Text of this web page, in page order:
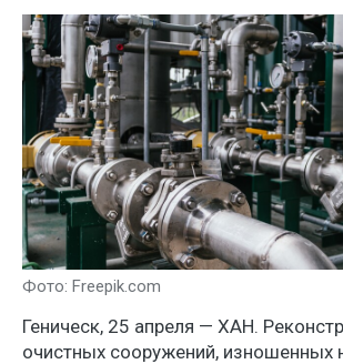
Фото: Freepik.com
Геническ, 25 апреля — ХАН.
очистных сооружений, изношенных